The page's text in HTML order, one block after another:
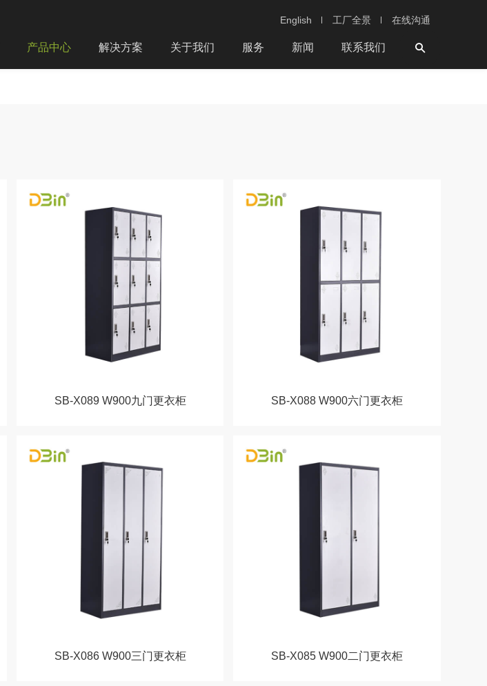
English 工厂全景 在线沟通
产品中心 解决方案 关于我们 服务 新闻 联系我们
SB-X089 W900九门更衣柜 SB-X088 W900六门更衣柜
SB-X086 W900三门更衣柜 SB-X085 W900二门更衣柜